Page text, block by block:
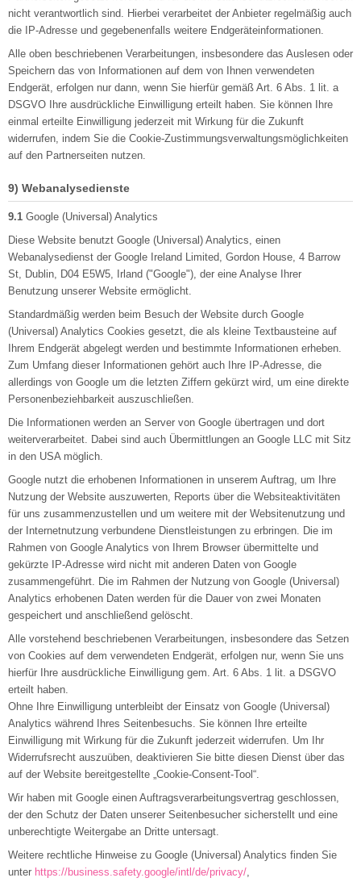
nicht verantwortlich sind. Hierbei verarbeitet der Anbieter regelmäßig auch
die IP-Adresse und gegebenenfalls weitere Endgeräteinformationen.
Alle oben beschriebenen Verarbeitungen, insbesondere das Auslesen oder
Speichern das von Informationen auf dem von Ihnen verwendeten
Endgerät, erfolgen nur dann, wenn Sie hierfür gemäß Art. 6 Abs. 1 lit. a
DSGVO Ihre ausdrückliche Einwilligung erteilt haben. Sie können Ihre
einmal erteilte Einwilligung jederzeit mit Wirkung für die Zukunft
widerrufen, indem Sie die Cookie-Zustimmungsverwaltungsmöglichkeiten
auf den Partnerseiten nutzen.
9) Webanalysedienste
9.1 Google (Universal) Analytics
Diese Website benutzt Google (Universal) Analytics, einen
Webanalysedienst der Google Ireland Limited, Gordon House, 4 Barrow
St, Dublin, D04 E5W5, Irland ("Google"), der eine Analyse Ihrer
Benutzung unserer Website ermöglicht.
Standardmäßig werden beim Besuch der Website durch Google
(Universal) Analytics Cookies gesetzt, die als kleine Textbausteine auf
Ihrem Endgerät abgelegt werden und bestimmte Informationen erheben.
Zum Umfang dieser Informationen gehört auch Ihre IP-Adresse, die
allerdings von Google um die letzten Ziffern gekürzt wird, um eine direkte
Personenbeziehbarkeit auszuschließen.
Die Informationen werden an Server von Google übertragen und dort
weiterverarbeitet. Dabei sind auch Übermittlungen an Google LLC mit Sitz
in den USA möglich.
Google nutzt die erhobenen Informationen in unserem Auftrag, um Ihre
Nutzung der Website auszuwerten, Reports über die Websiteaktivitäten
für uns zusammenzustellen und um weitere mit der Websitenutzung und
der Internetnutzung verbundene Dienstleistungen zu erbringen. Die im
Rahmen von Google Analytics von Ihrem Browser übermittelte und
gekürzte IP-Adresse wird nicht mit anderen Daten von Google
zusammengeführt. Die im Rahmen der Nutzung von Google (Universal)
Analytics erhobenen Daten werden für die Dauer von zwei Monaten
gespeichert und anschließend gelöscht.
Alle vorstehend beschriebenen Verarbeitungen, insbesondere das Setzen
von Cookies auf dem verwendeten Endgerät, erfolgen nur, wenn Sie uns
hierfür Ihre ausdrückliche Einwilligung gem. Art. 6 Abs. 1 lit. a DSGVO
erteilt haben.
Ohne Ihre Einwilligung unterbleibt der Einsatz von Google (Universal)
Analytics während Ihres Seitenbesuchs. Sie können Ihre erteilte
Einwilligung mit Wirkung für die Zukunft jederzeit widerrufen. Um Ihr
Widerrufsrecht auszuüben, deaktivieren Sie bitte diesen Dienst über das
auf der Website bereitgestellte „Cookie-Consent-Tool“.
Wir haben mit Google einen Auftragsverarbeitungsvertrag geschlossen,
der den Schutz der Daten unserer Seitenbesucher sicherstellt und eine
unberechtigte Weitergabe an Dritte untersagt.
Weitere rechtliche Hinweise zu Google (Universal) Analytics finden Sie
unter https://business.safety.google/intl /de/privacy/,